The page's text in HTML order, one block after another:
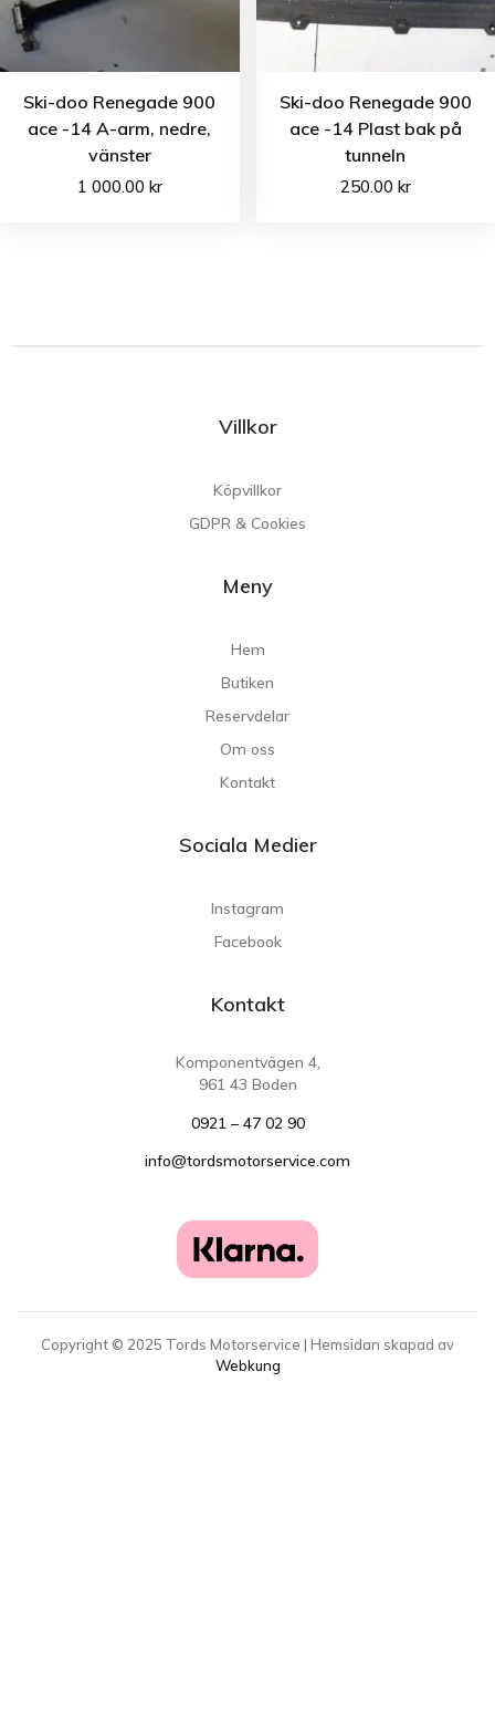
Ski-doo Renegade 900
ace -14 A-arm, nedre,
vänster
1 000.00 kr
Ski-doo Renegade 900
ace -14 Plast bak på
tunneln
250.00 kr
Villkor
Köpvillkor
GDPR & Cookies
Meny
Hem
Butiken
Reservdelar
Om oss
Kontakt
Sociala Medier
Instagram
Facebook
Kontakt
Komponentvägen 4,
961 43 Boden
0921 – 47 02 90
info@tordsmotorservice.com
Copyright © 2025 Tords Motorservice | Hemsidan skapad av
Webkung